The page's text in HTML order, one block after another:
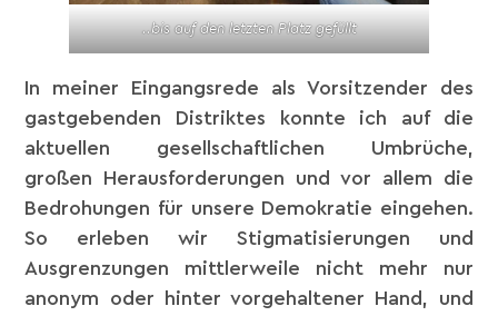
..bis auf den letzten Platz gefüllt
In meiner Eingangsrede als Vorsitzender des
gastgebenden Distriktes konnte ich auf die
aktuellen gesellschaftlichen Umbrüche,
großen Herausforderungen und vor allem die
Bedrohungen für unsere Demokratie eingehen.
So erleben wir Stigmatisierungen und
Ausgrenzungen mittlerweile nicht mehr nur
anonym oder hinter vorgehaltener Hand, und